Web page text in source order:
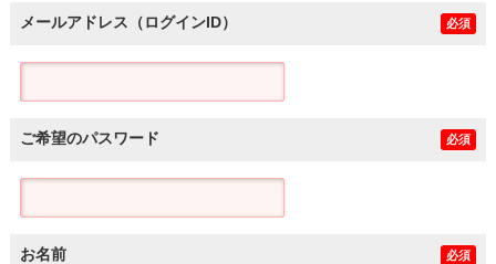
メールアドレス（ログインID） 必須
ご希望のパスワード 必須
お名前 必須